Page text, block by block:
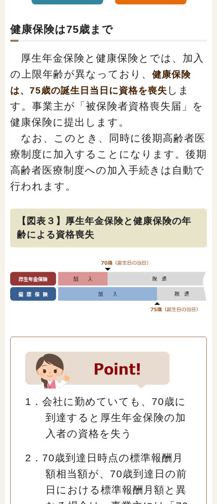
健康保険は75歳まで
厚生年金保険と健康保険とでは、加入
の上限年齢が異なっており、 健康保険
は、75歳の誕生日当日に資格を喪失 しま
す。事業主が「被保険者資格喪失届」を
健康保険に提出します。
なお、このとき、同時に後期高齢者医
療制度に加入することになります。後期
高齢者医療制度への加入手続きは自動で
行われます。
【図表３】厚生年金保険と健康保険の年
齢による資格喪失
1．会社に勤めていても、70歳に
到達すると厚生年金保険の加
入者の資格を失う
2．70歳到達日時点の標準報酬月
額相当額が、70歳到達日の前
日における標準報酬月額と異